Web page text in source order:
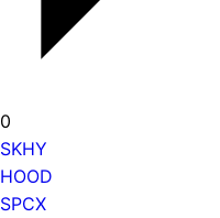
0
SKHY
HOOD
SPCX